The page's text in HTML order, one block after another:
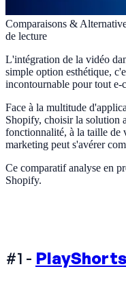
Comparaisons &
de lecture
L'intégration de la vidéo
simple option esthétique,
incontournable pour tout e-
Face à la multitude
Shopify, choisir la solution
fonctionnalité, à la taille de
marketing peut s'avérer
Ce comparatif analyse en
Shopify.
#1 - PlayShorts